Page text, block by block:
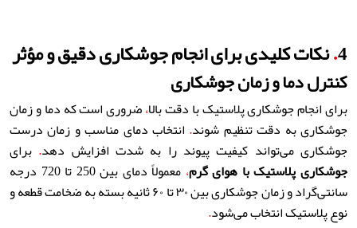
4
.نکات کلیدی برای انجام جوشکاری دقیق و مؤثر
کنترل دما و زمان جوشکاری
برای انجام جوشکاری پلاستیک با دقت بالا،ضروری است که دما و زمان
جوشکاری به دقت تنظیم شوند. انتخاب دمای مناسب و زمان درست
جوشکاری می‌تواند کیفیت پیوند را به شدت افزایش دهد. برای
جوشکاری پلاستیک با هوای گرم،
معمولاً دمای بین 250 تا 720 درجه
سانتی‌گراد و زمان جوشکاری بین ۳۰ تا ۶۰ ثانیه بسته به ضخامت قطعه و
نوع پلاستیک انتخاب می‌شود.